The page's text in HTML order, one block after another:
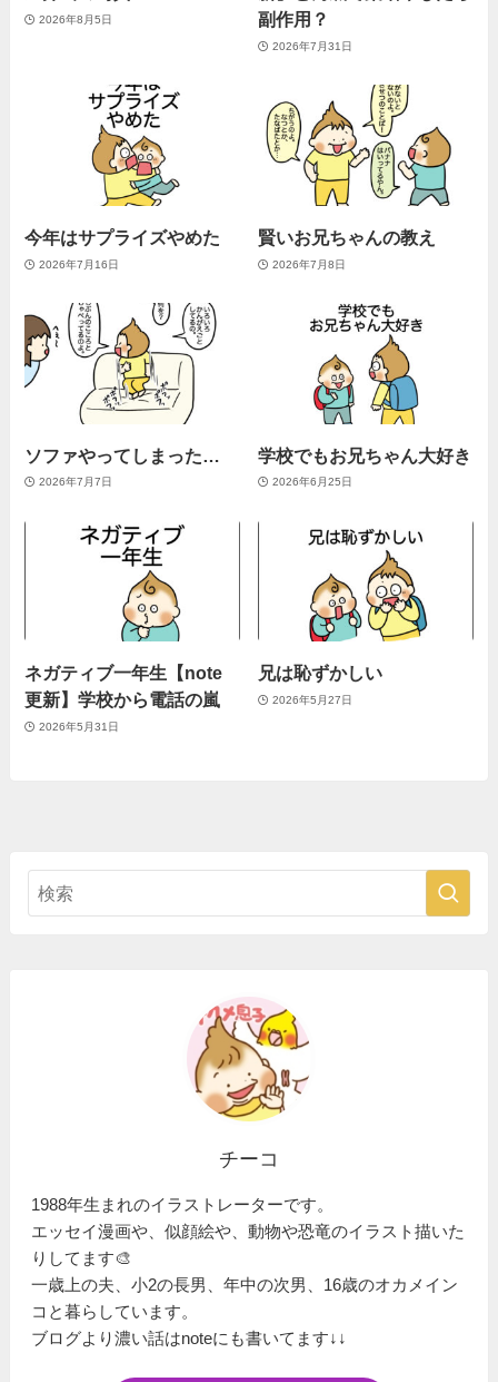
2026年8月5日
副作用？
2026年7月31日
今年はサプライズやめた
2026年7月16日
賢いお兄ちゃんの教え
2026年7月8日
ソファやってしまった…
2026年7月7日
学校でもお兄ちゃん大好き
2026年6月25日
ネガティブ一年生【note
更新】学校から電話の嵐
2026年5月31日
兄は恥ずかしい
2026年5月27日
チーコ
1988年生まれのイラストレーターです。
エッセイ漫画や、似顔絵や、動物や恐竜のイラスト描いた
りしてます🎨
一歳上の夫、小2の長男、年中の次男、16歳のオカメイン
コと暮らしています。
ブログより濃い話はnoteにも書いてます↓↓